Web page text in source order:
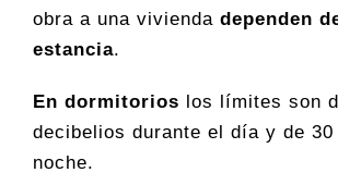
obra a una vivienda dependen
estancia.
En dormitorios los límites son
decibelios durante el día y de
noche.